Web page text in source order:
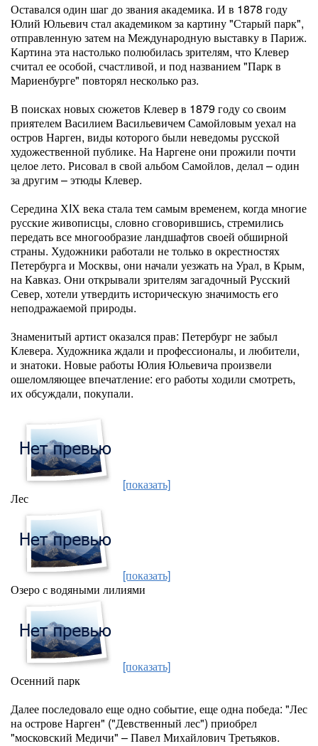
Оставался один шаг до звания академика. И в 1878 году
Юлий Юльевич стал академиком за картину "Старый парк",
отправленную затем на Международную выставку в Париж.
Картина эта настолько полюбилась зрителям, что Клевер
считал ее особой, счастливой, и под названием "Парк в
Мариенбурге" повторял несколько раз.
В поисках новых сюжетов Клевер в 1879 году со своим
приятелем Василием Васильевичем Самойловым уехал на
остров Нарген, виды которого были неведомы русской
художественной публике. На Наргене они прожили почти
целое лето. Рисовал в свой альбом Самойлов, делал – один
за другим – этюды Клевер.
Середина ХIХ века стала тем самым временем, когда многие
русские живописцы, словно сговорившись, стремились
передать все многообразие ландшафтов своей обширной
страны. Художники работали не только в окрестностях
Петербурга и Москвы, они начали уезжать на Урал, в Крым,
на Кавказ. Они открывали зрителям загадочный Русский
Север, хотели утвердить историческую значимость его
неподражаемой природы.
Знаменитый артист оказался прав: Петербург не забыл
Клевера. Художника ждали и профессионалы, и любители,
и знатоки. Новые работы Юлия Юльевича произвели
ошеломляющее впечатление: его работы ходили смотреть,
их обсуждали, покупали.
[показать]
Лес
[показать]
Озеро с водяными лилиями
[показать]
Осенний парк
Далее последовало еще одно событие, еще одна победа: "Лес
на острове Нарген" ("Девственный лес") приобрел
"московский Медичи" – Павел Михайлович Третьяков.